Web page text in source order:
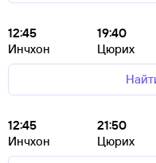
12:45
Инчхон
19:40
Цюрих
12:45
Инчхон
21:50
Цюрих